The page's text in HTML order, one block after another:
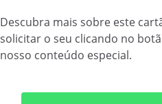
Descubra mais sobre este
solicitar o seu clicando no
nosso conteúdo especial.